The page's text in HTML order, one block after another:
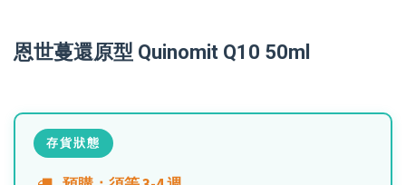
恩世蔓還原型 Quinomit Q10 50ml
存貨狀態